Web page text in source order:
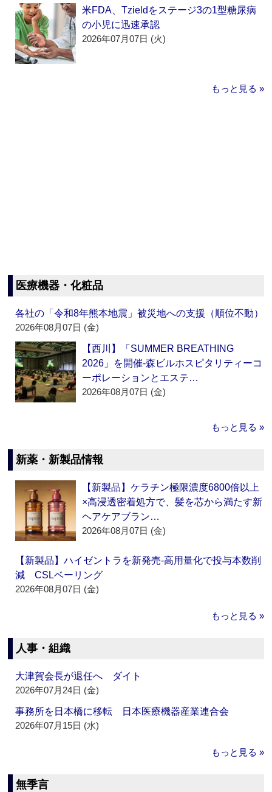
米FDA、Tzieldをステージ3の1型糖尿病
の小児に迅速承認
2026年07月07日 (火)
もっと見る »
医療機器・化粧品
各社の「令和8年熊本地震」被災地への支援（順位不動）
2026年08月07日 (金)
【西川】「SUMMER BREATHING
2026」を開催‐森ビルホスピタリティーコ
ーポレーションとエステ…
2026年08月07日 (金)
もっと見る »
新薬・新製品情報
【新製品】ケラチン極限濃度6800倍以上
×高浸透密着処方で、髪を芯から満たす新
ヘアケアブラン…
2026年08月07日 (金)
【新製品】ハイゼントラを新発売‐高用量化で投与本数削
減 CSLベーリング
2026年08月07日 (金)
もっと見る »
人事・組織
大津賀会長が退任へ ダイト
2026年07月24日 (金)
事務所を日本橋に移転 日本医療機器産業連合会
2026年07月15日 (水)
もっと見る »
無季言